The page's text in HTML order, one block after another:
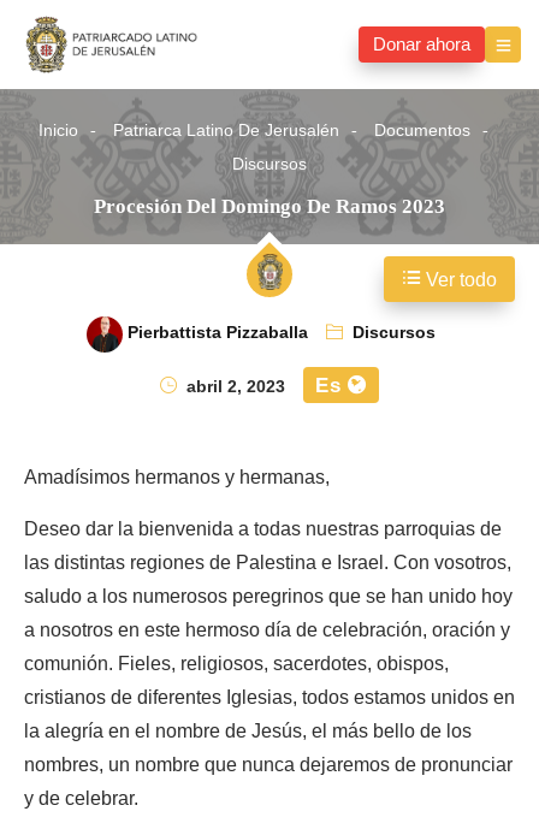
Donar ahora
Inicio Patriarca Latino De Jerusalén
Documentos
Discursos
Procesión Del Domingo De Ramos 2023
Pierbattista Pizzaballa
Discursos
abril 2, 2023
Es
Amadísimos hermanos y hermanas,
Deseo dar la bienvenida a todas nuestras parroquias de
las distintas regiones de Palestina e Israel. Con vosotros,
saludo a los numerosos peregrinos que se han unido hoy
a nosotros en este hermoso día de celebración, oración y
comunión. Fieles, religiosos, sacerdotes, obispos,
cristianos de diferentes Iglesias, todos estamos unidos en
la alegría en el nombre de Jesús, el más bello de los
nombres, un nombre que nunca dejaremos de pronunciar
y de celebrar.
Ver todo